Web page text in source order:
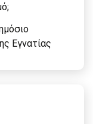
Εγνατίας